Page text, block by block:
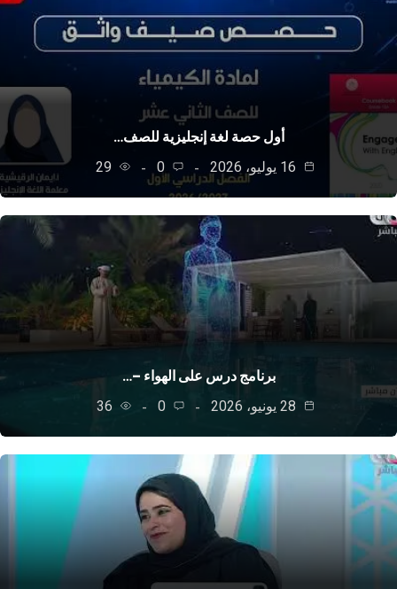
أول حصة لغة إنجليزية للصف…
16 يوليو، 2026
0
29
برنامج درس على الهواء –…
0
36